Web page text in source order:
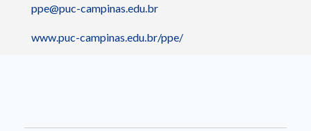
ppe@puc-campinas.edu.br
www.puc-campinas.edu.br/ppe/